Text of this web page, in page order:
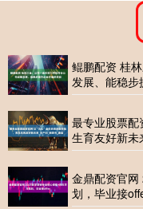
鲲鹏配资 桂
发展、能稳步
最专业股票配
生育友好新未
金鼎配资官
划，毕业接